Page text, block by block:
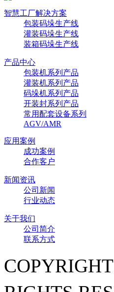
智慧工厂解决方案
包装码垛生产线
灌装码垛生产线
装箱码垛生产线
产品中心
包装机系列产品
灌装机系列产品
码垛机系列产品
开装封系列产品
常用配套设备系列
AGV/AMR
应用案例
成功案例
合作客户
新闻资讯
公司新闻
行业动态
关于我们
公司简介
联系方式